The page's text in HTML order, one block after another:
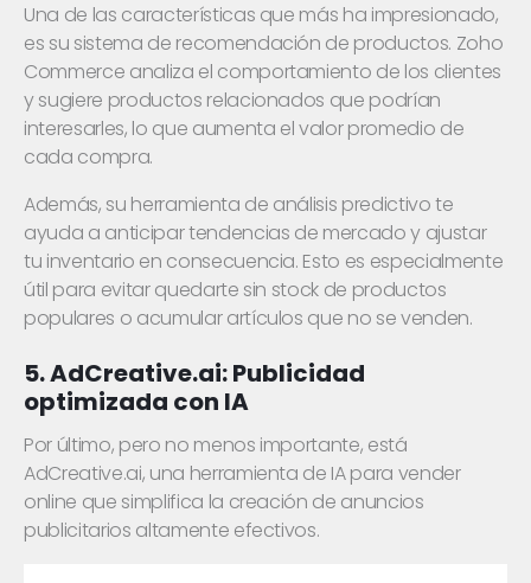
Una de las características que más ha impresionado,
es su sistema de recomendación de productos. Zoho
Commerce analiza el comportamiento de los clientes
y sugiere productos relacionados que podrían
interesarles, lo que aumenta el valor promedio de
cada compra.
Además, su herramienta de análisis predictivo te
ayuda a anticipar tendencias de mercado y ajustar
tu inventario en consecuencia. Esto es especialmente
útil para evitar quedarte sin stock de productos
populares o acumular artículos que no se venden.
5. AdCreative.ai: Publicidad
optimizada con IA
Por último, pero no menos importante, está
AdCreative.ai, una herramienta de IA para vender
online que simplifica la creación de anuncios
publicitarios altamente efectivos.